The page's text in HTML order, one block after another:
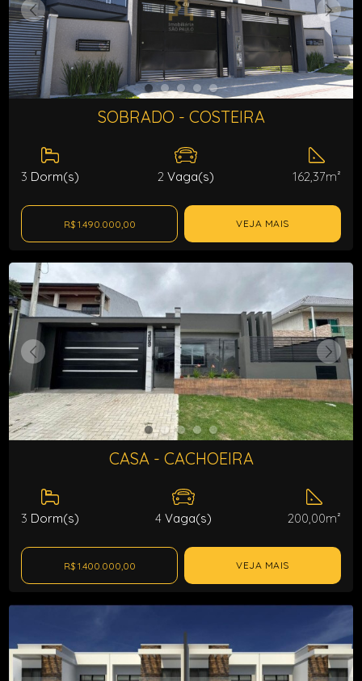
SOBRADO - COSTEIRA
3 Dorm(s) 2 Vaga(s) 162,37m²
R$ 1.490.000,00 VEJA MAIS
CASA - CACHOEIRA
3 Dorm(s) 4 Vaga(s) 200,00m²
R$ 1.400.000,00 VEJA MAIS